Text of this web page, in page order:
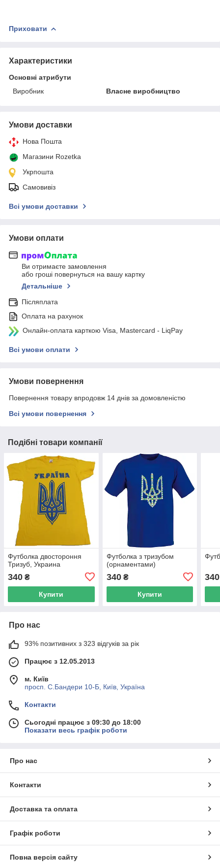
Приховати
Характеристики
Основні атрибути
Виробник
Власне виробництво
Умови доставки
Нова Пошта
Магазини Rozetka
Укрпошта
Самовивіз
Всі умови доставки
Умови оплати
Ви отримаєте замовлення
або гроші повернуться на вашу картку
Детальніше
Післяплата
Оплата на рахунок
Онлайн-оплата карткою Visa, Mastercard - LiqPay
Всі умови оплати
Умови повернення
Повернення товару впродовж 14 днів за домовленістю
Всі умови повернення
Подібні товари компанії
Футболка двостороння
Тризуб, Украина
340 ₴
Купити
Футболка з тризубом
(орнаментами)
340₴
Купити
340
Про нас
93% позитивних з 323 відгуків за рік
Працює з 12.05.2013
м. Київ
просп. С.Бандери 10-Б, Київ, Україна
Контакти
Сьогодні працює з 09:30 до 18:00
Показати весь графік роботи
Про нас
Контакти
Доставка та оплата
Графік роботи
Повна версія сайту